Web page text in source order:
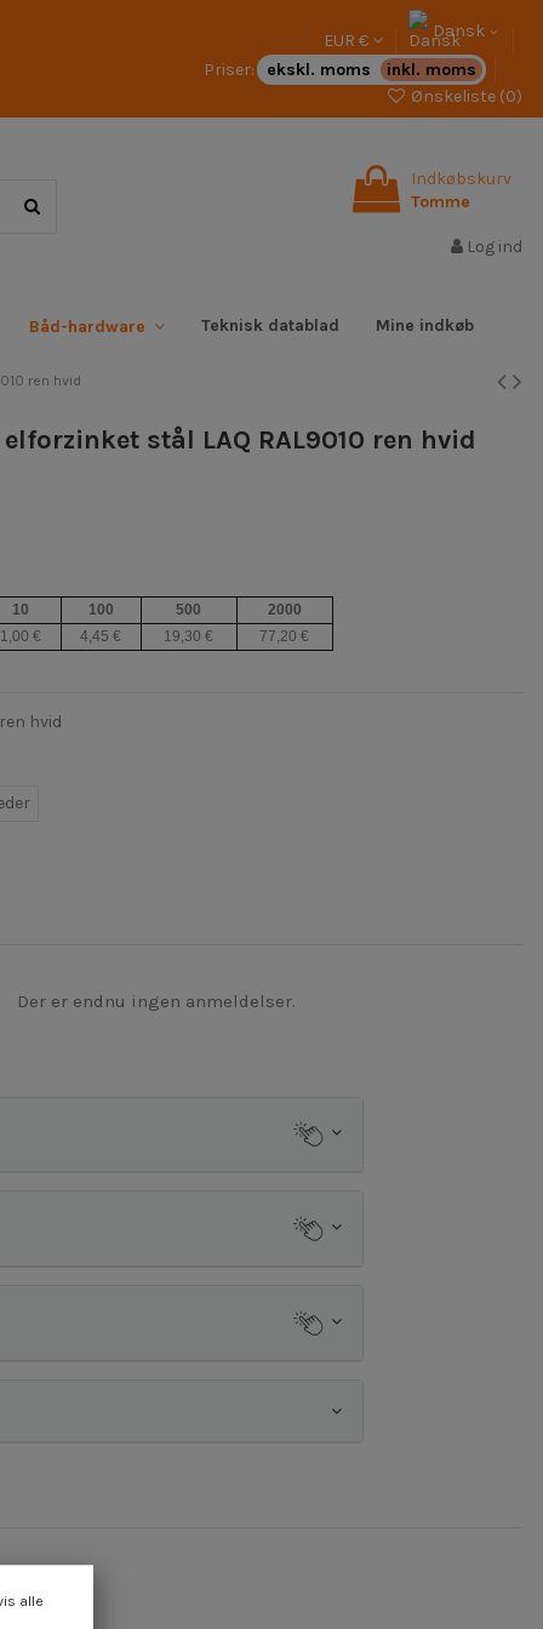
EUR €
Dansk
Priser:
ekskl. moms
inkl. moms
Ønskeliste (0)
Indkøbskurv
Tomme
Log ind
Båd-hardware Teknisk datablad Mine indkøb
ren hvid
stål LAQ RAL9010 ren hvid
10 100 500 2000
1,00 € 4,45 € 19,30 € 77,20 €
hvid
Der er endnu ingen anmeldelser.
alle